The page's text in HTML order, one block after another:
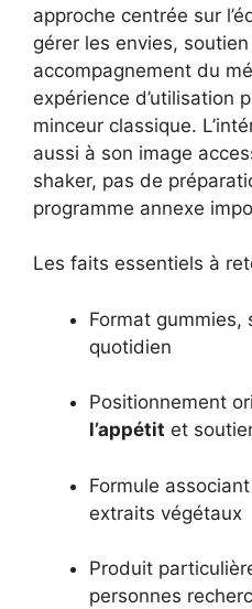
approche centrée sur
gérer les envies, soutien
accompagnement du
expérience d’utilisation
minceur classique.
aussi à son image
shaker, pas de
programme annexe
Les faits essentiels à
Format gummies,
quotidien
Positionnement
l’appétit et
Formule
extraits végétaux
Produit
personnes